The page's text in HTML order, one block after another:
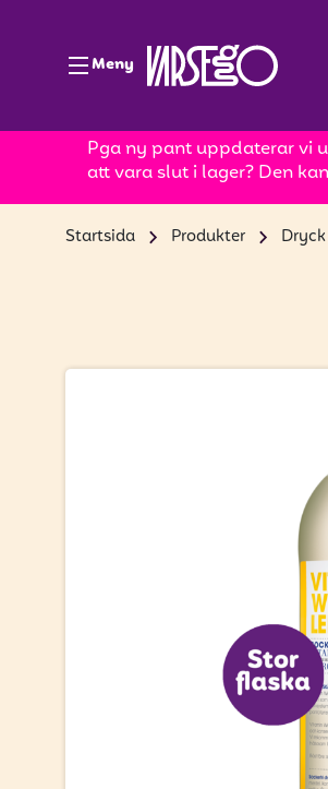
Meny
Pga ny pant uppdaterar vi
att vara slut i lager? Den
Startsida Produkter Dryck